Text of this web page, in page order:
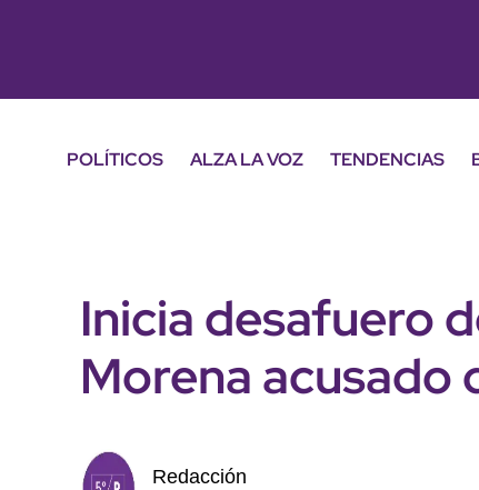
POLÍTICOS ALZA LA VOZ TENDENCIAS
Inicia desafuero
Morena acusado
Redacción